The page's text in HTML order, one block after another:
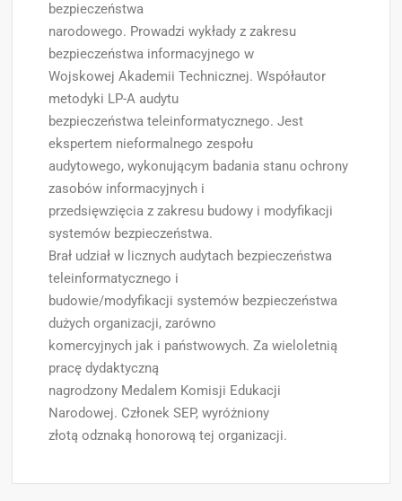
bezpieczeństwa
narodowego. Prowadzi wykłady z zakresu
bezpieczeństwa informacyjnego w
Wojskowej Akademii Technicznej. Współautor
metodyki LP-A audytu
bezpieczeństwa teleinformatycznego. Jest
ekspertem nieformalnego zespołu
audytowego, wykonującym badania stanu ochrony
zasobów informacyjnych i
przedsięwzięcia z zakresu budowy i modyfikacji
systemów bezpieczeństwa.
Brał udział w licznych audytach bezpieczeństwa
teleinforma­tycz­nego i
budowie/modyfikacji systemów bezpieczeństwa
dużych organizacji, zarówno
komercyjnych jak i państwowych. Za wieloletnią
pracę dydaktyczną
nagrodzony Medalem Komisji Edukacji
Narodowej. Członek SEP, wyróżniony
złotą odznaką honorową tej organizacji.